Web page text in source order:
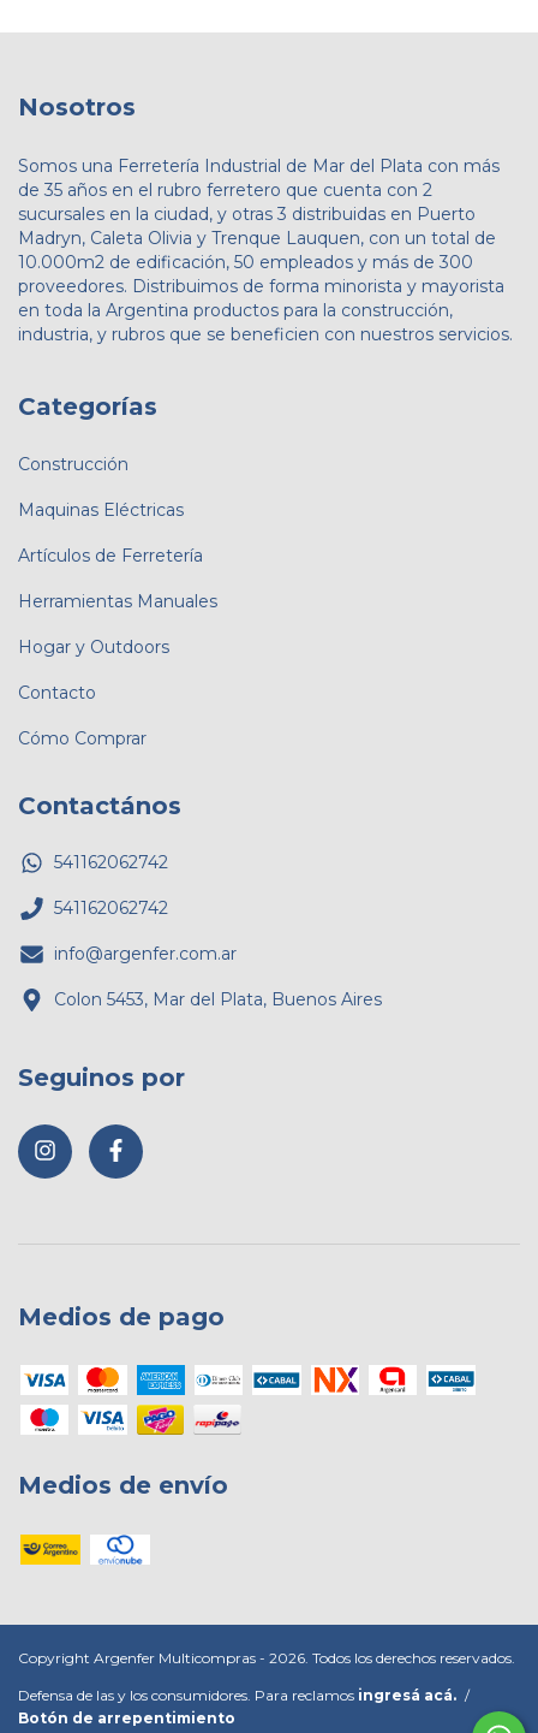
Nosotros
Somos una Ferretería Industrial de Mar del Plata con más
de 35 años en el rubro ferretero que cuenta con 2
sucursales en la ciudad, y otras 3 distribuidas en Puerto
Madryn, Caleta Olivia y Trenque Lauquen, con un total de
10.000m2 de edificación, 50 empleados y más de 300
proveedores. Distribuimos de forma minorista y mayorista
en toda la Argentina productos para la construcción,
industria, y rubros que se beneficien con nuestros servicios.
Categorías
Construcción
Maquinas Eléctricas
Artículos de Ferretería
Herramientas Manuales
Hogar y Outdoors
Contacto
Cómo Comprar
Contactános
541162062742
541162062742
info@argenfer.com.ar
Colon 5453, Mar del Plata, Buenos Aires
Seguinos por
Medios de pago
Medios de envío
Copyright Argenfer Multicompras - 2026. Todos los derechos reservados.
Defensa de las y los consumidores. Para reclamos ingresá acá. /
Botón de arrepentimiento